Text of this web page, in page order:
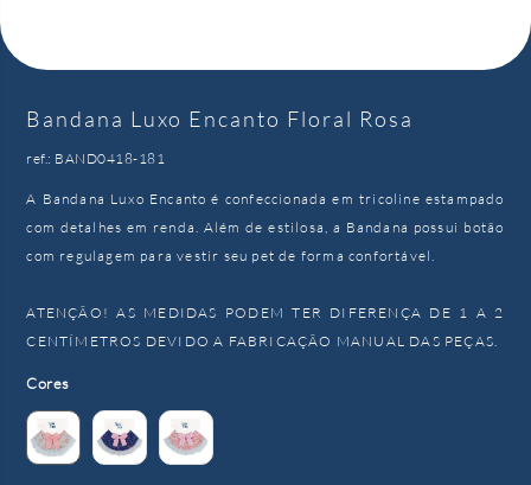
Bandana Luxo Encanto Floral Rosa
ref.: BAND0418-181
A Bandana Luxo Encanto é confeccionada em tricoline estampado
com detalhes em renda. Além de estilosa, a Bandana possui botão
com regulagem para vestir seu pet de forma confortável.
ATENÇÃO! AS MEDIDAS PODEM TER DIFERENÇA DE 1 A 2
CENTÍMETROS DEVIDO A FABRICAÇÃO MANUAL DAS PEÇAS.
Cores